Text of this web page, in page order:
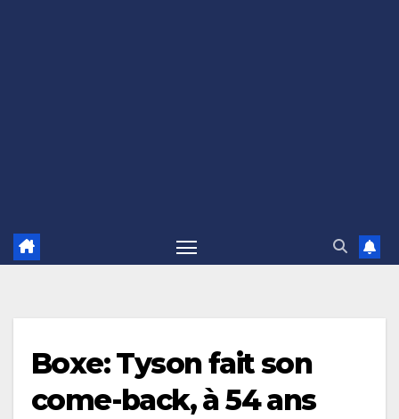
Boxe: Tyson fait son
come-back, à 54 ans